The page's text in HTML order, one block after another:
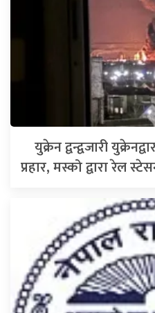
युक्रेन द्वन्द्वजारी
प्रहार, मस्को द्वारा रेल